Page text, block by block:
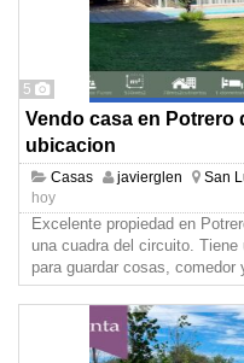
5
Vendo casa en Potrero
ubicacion
Casas javierglen San
hoy
Excelente propiedad en
una cuadra del circuito.
para guardar cosas, comedor